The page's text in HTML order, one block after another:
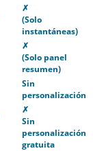
✗
(Solo
instantáneas)
✗
(Solo panel
resumen)
Sin
personalización
✗
Sin
personalización
gratuita